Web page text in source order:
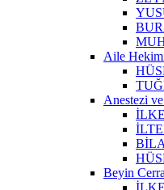
Aile
Anestezi
Beyin